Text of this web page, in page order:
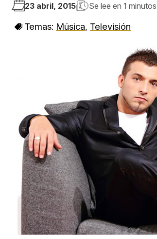
23 abril, 2015 Se lee en 1 minutos
Temas: Música, Televisión